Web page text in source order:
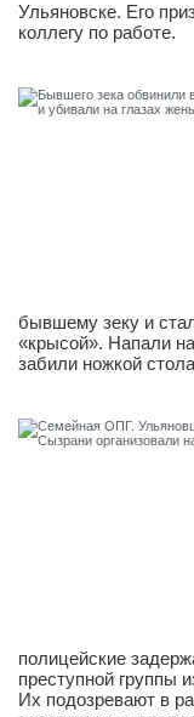
Ульяновске. Его
коллегу по работе.
бывшему зеку и
«крысой». Напали
забили ножкой
полицейские
преступной группы
Их подозревают в